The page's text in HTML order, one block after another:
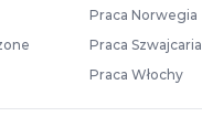
Praca Norwegia
Praca Szwajcaria
Praca Włochy